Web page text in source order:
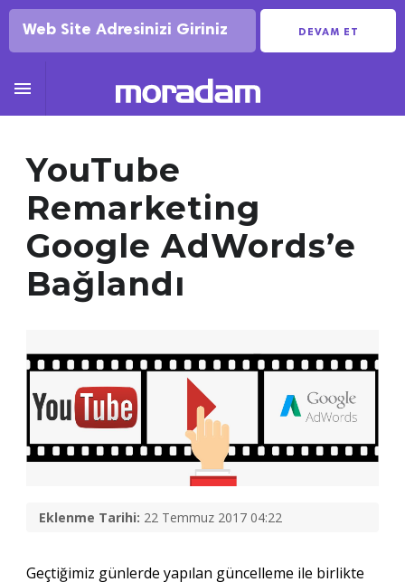
DEVAM ET

YouTube
Remarketing
Google AdWords’e
Bağlandı
Eklenme Tarihi: 22 Temmuz 2017 04:22
Geçtiğimiz günlerde yapılan güncelleme ile birlikte